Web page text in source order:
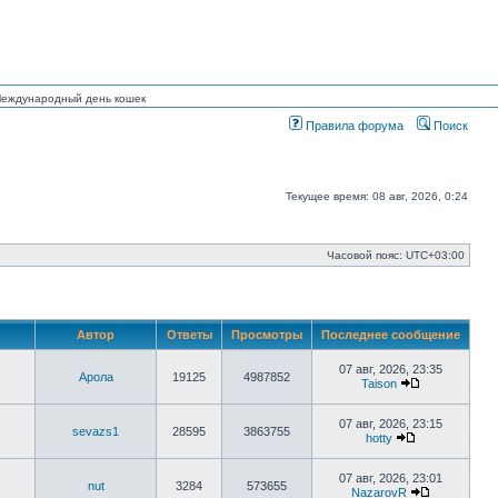
день кошек
Правила форума Поиск
Текущее время: 08 авг, 2026, 0:24
Часовой пояс: UTC+03:00
Автор Ответы Просмотры Последнее сообщение
Арола 19125 4987852
07 авг, 2026, 23:35
Taison
к
последнему
sevazs1 28595 3863755
07 авг, 2026, 23:15
hotty
к
последнему
сообщению
nut 3284 573655
07 авг, 2026, 23:01
NazarovR